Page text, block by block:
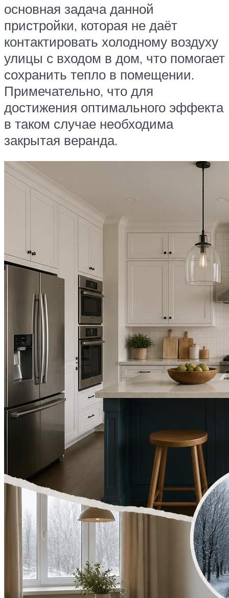
основная задача данной
пристройки, которая не даёт
контактировать холодному воздуху
улицы с входом в дом, что помогает
сохранить тепло в помещении.
Примечательно, что для
достижения оптимального эффекта
в таком случае необходима
закрытая веранда.